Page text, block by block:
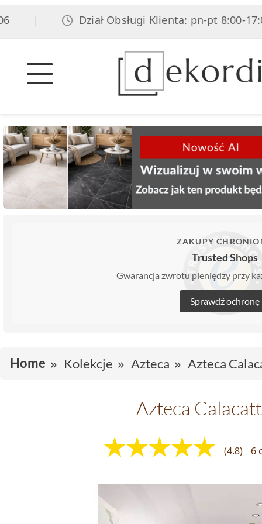
Dział Obsługi Klienta: pn-pt 8:00-17:00,
ZAKUPY
Trusted Shops
Gwarancja zwrotu pieniędzy przy
Sprawdź ochronę
Home Kolekcje Azteca Azteca
Azteca
(4.8) 6